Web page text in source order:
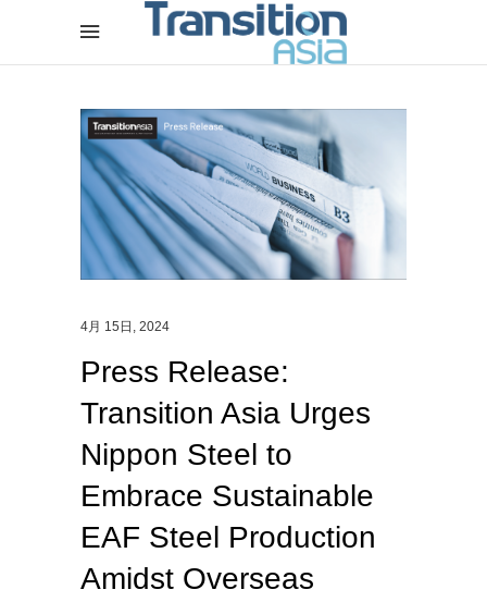
4月 15日, 2024
Press Release:
Transition Asia Urges
Nippon Steel to
Embrace Sustainable
EAF Steel Production
Amidst Overseas